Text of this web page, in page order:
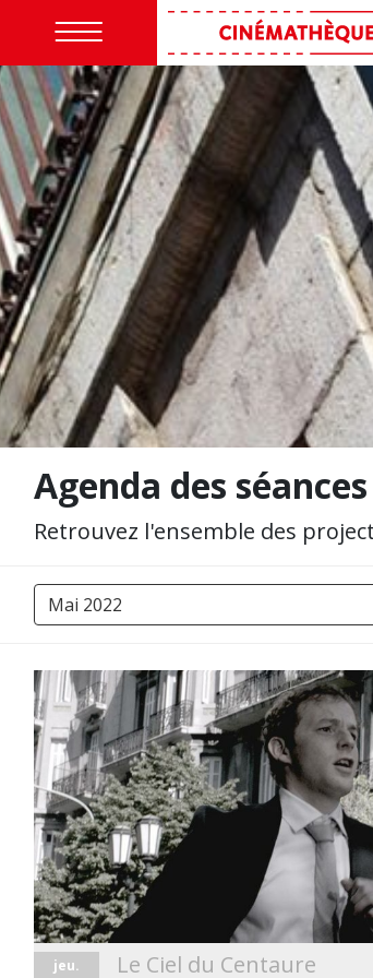
Agenda des séances
Retrouvez l'ensemble des
jeu. Le Ciel du Centaure